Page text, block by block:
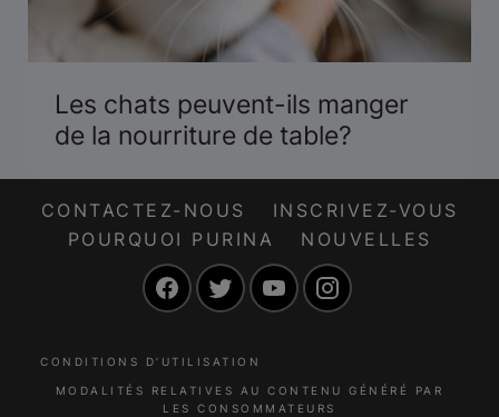
Les chats peuvent-ils manger
de la nourriture de table?
CONTACTEZ-NOUS
INSCRIVEZ-VOUS
POURQUOI PURINA
NOUVELLES
FacebookTwitter YouTube
CONDITIONS D’UTILISATION
MODALITÉS RELATIVES AU CONTENU GÉNÉRÉ PAR
LES CONSOMMATEURS